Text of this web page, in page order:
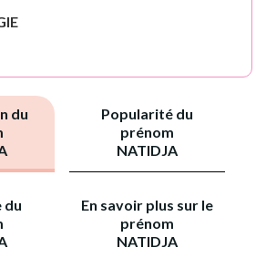
du
Popularité du
prénom
NATIDJA
du
En savoir plus sur le
prénom
NATIDJA